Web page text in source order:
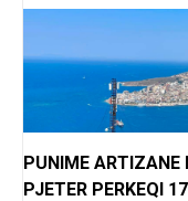
PUNIME ARTIZANE
PJETER PERKEQI 17